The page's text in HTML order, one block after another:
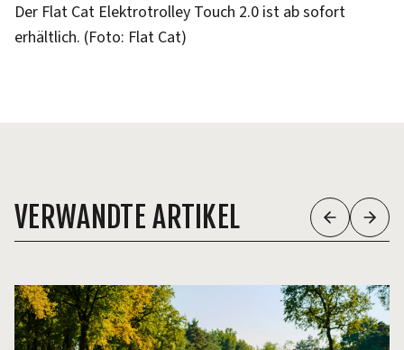
Der Flat Cat Elektrotrolley Touch 2.0 ist ab sofort
erhältlich. (Foto: Flat Cat)
VERWANDTE ARTIKEL